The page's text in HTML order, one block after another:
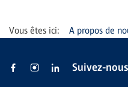
A propos de
Suivez-